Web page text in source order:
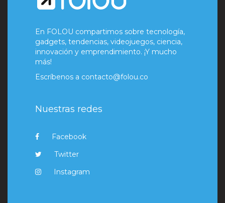
En FOLOU compartimos sobre tecnología,
gadgets, tendencias, videojuegos, ciencia,
innovación y emprendimiento. ¡Y mucho
más!
Escríbenos a contacto@folou.co
Nuestras redes
Facebook
Twitter
Instagram